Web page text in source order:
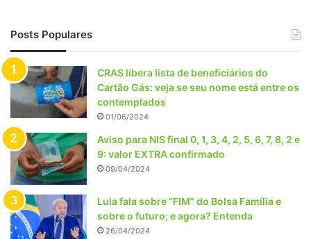
Posts Populares
CRAS libera lista de beneficiários do
Cartão Gás: veja se seu nome está entre os
contemplados
01/06/2024
Aviso para NIS final 0, 1, 3, 4, 2, 5, 6, 7, 8, 2 e
9: valor EXTRA confirmado
09/04/2024
Lula fala sobre “FIM” do Bolsa Família e
sobre o futuro; e agora? Entenda
26/04/2024